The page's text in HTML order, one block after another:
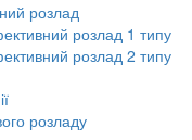
розлад
розлад 1 типу
розлад 2 типу
розладу